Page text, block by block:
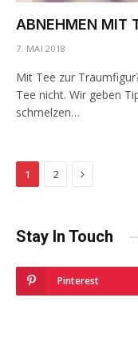
ABNEHMEN MIT
7. MAI 2018
Mit Tee zur
Tee nicht. Wir geben
schmelzen…
1 2 Next
Stay In Touch
Pinterest